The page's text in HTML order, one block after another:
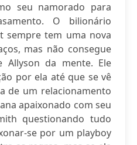
seu namorado para
O bilionário
sempre tem uma nova
mas não consegue
Allyson da mente. Ele
por ela até que se vê
de um relacionamento
apaixonado com seu
questionando tudo
se por um playboy